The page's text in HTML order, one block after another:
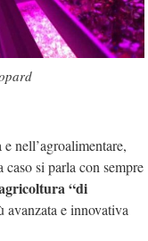
nell’agroalimentare,
caso si parla con sempre
“di
e innovativa